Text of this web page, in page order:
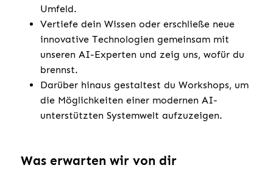
Umfeld.
Vertiefe dein Wissen oder erschließe neue
innovative Technologien gemeinsam mit
unseren AI-Experten und zeig uns, wofür du
brennst.
Darüber hinaus gestaltest du Workshops, um
die Möglichkeiten einer modernen AI-
unterstützten Systemwelt aufzuzeigen.
Was erwarten wir von dir